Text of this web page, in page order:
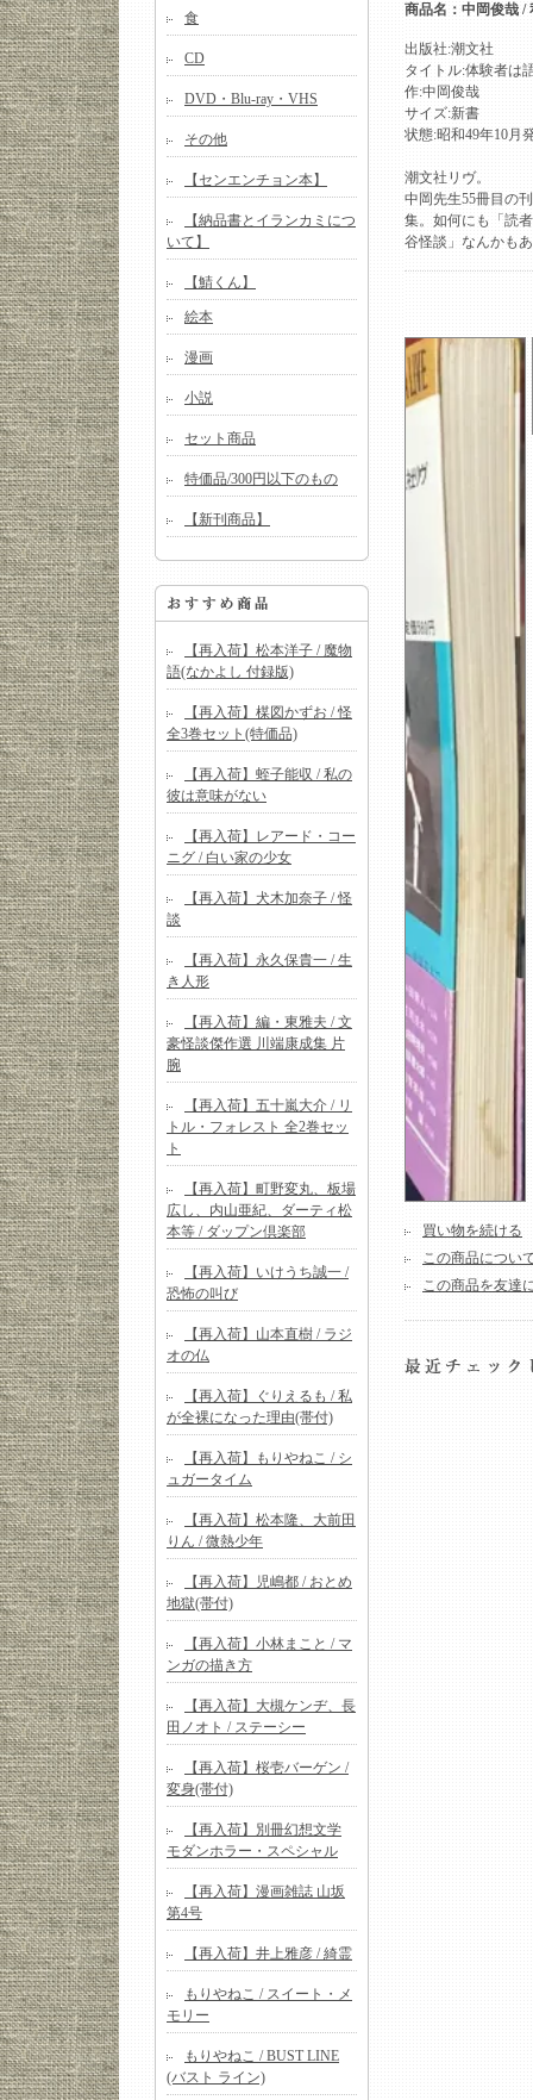
食
CD
DVD・Blu-ray・VHS
その他
【センエンチョン本】
【納品書とイランカミにつ
いて】
【鯖くん】
絵本
漫画
小説
セット商品
特価品/300円以下のもの
【新刊商品】
【再入荷】松本洋子 / 魔物
語(なかよし 付録版)
【再入荷】楳図かずお / 怪
全3巻セット(特価品)
【再入荷】蛭子能収 / 私の
彼は意味がない
【再入荷】レアード・コー
ニグ / 白い家の少女
【再入荷】犬木加奈子 / 怪
談
【再入荷】永久保貴一 / 生
き人形
【再入荷】編・東雅夫 / 文
豪怪談傑作選 川端康成集 片
腕
【再入荷】五十嵐大介 / リ
トル・フォレスト 全2巻セッ
ト
【再入荷】町野変丸、板場
広し、内山亜紀、ダーティ松
本等 / ダップン倶楽部
【再入荷】いけうち誠一 /
恐怖の叫び
【再入荷】山本直樹 / ラジ
オの仏
【再入荷】ぐりえるも / 私
が全裸になった理由(帯付)
【再入荷】もりやねこ / シ
ュガータイム
【再入荷】松本隆、大前田
りん / 微熱少年
【再入荷】児嶋都 / おとめ
地獄(帯付)
【再入荷】小林まこと / マ
ンガの描き方
【再入荷】大槻ケンヂ、長
田ノオト / ステーシー
【再入荷】桜壱バーゲン /
変身(帯付)
【再入荷】別冊幻想文学
モダンホラー・スペシャル
【再入荷】漫画雑誌 山坂
第4号
【再入荷】井上雅彦 / 綺霊
もりやねこ / スイート・メ
モリー
もりやねこ / BUST LINE
(バスト ライン)
商品名：中岡俊哉 /
出版社:潮文社
タイトル:体験者は
作:中岡俊哉
サイズ:新書
状態:昭和49年10月
潮文社リヴ。
中岡先生55冊目の
集。如何にも「読
谷怪談」なんかも
買い物を続ける
この商品につい
この商品を友達